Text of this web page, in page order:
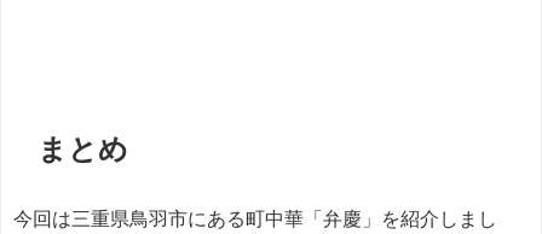
まとめ
今回は三重県鳥羽市にある町中華「弁慶」を紹介しまし